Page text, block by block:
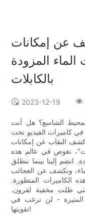
عن إمكانات
المزودة
بالكابلات
2023-12-19
الشاسع؟ هل أنت
كاميرات الفيديو تحت
كشف النقاب عن إمكانات
نغوص في عالم هذه
انضم إلينا بينما ننطلق
ونكشف عن العجائب
الكاميرات المتطورة.
ظلت مخفية لقرون.
المثيرة - لن ترغب في
تفويتها!